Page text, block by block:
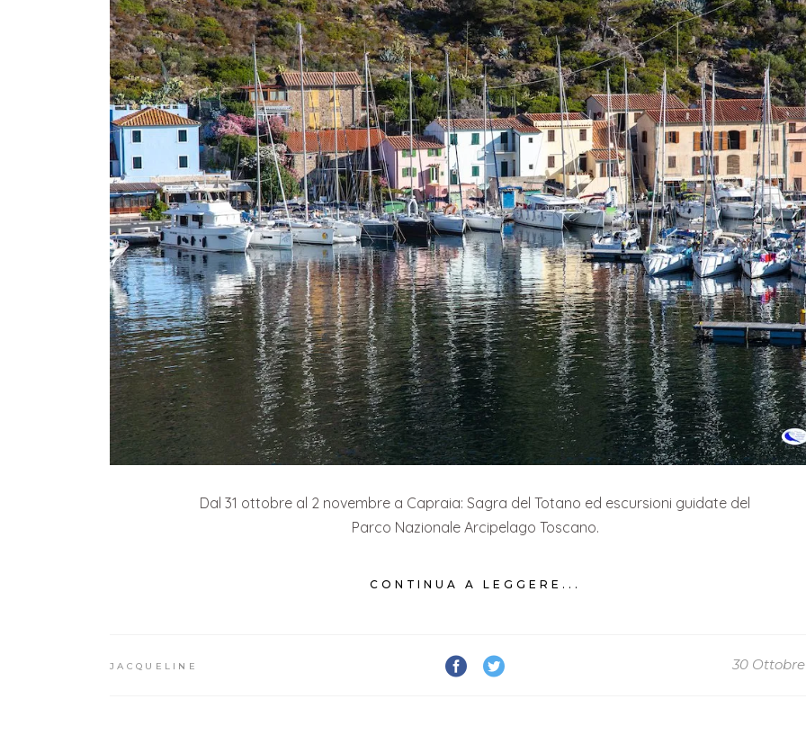
Dal 31 ottobre al 2 novembre a Capraia: Sagra del Totano ed escursioni guidate del
Parco Nazionale Arcipelago Toscano.
CONTINUA A LEGGERE...
JACQUELINE 30